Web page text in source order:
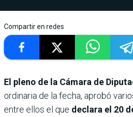
Compartir en redes
El pleno de la Cámara de
ordinaria de la fecha, aprobó
entre ellos el que declara el 20